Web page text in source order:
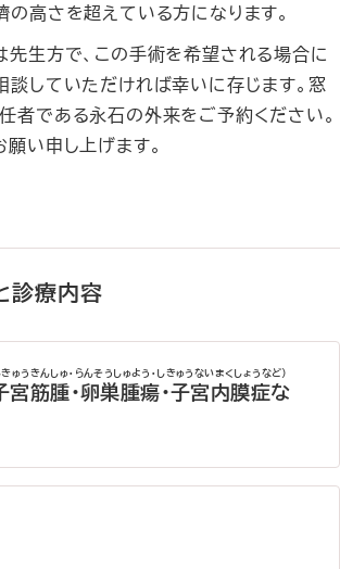
の高さを超えている方になります。
先生方で、この手術を希望される場合に
談していただければ幸いに存じます。窓
者である永石の外来をご予約ください。
い申し上げます。
診療内容
宮筋腫・卵巣腫瘍・子宮内膜症な
ゅうきんしゅ・らんそうしゅよう・しきゅうないまくしょうなど）